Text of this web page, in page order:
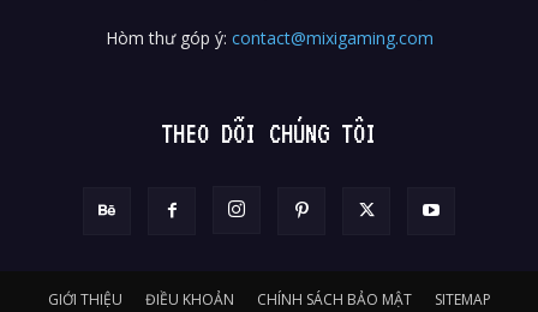
Hòm thư góp ý: contact@mixigaming.com
THEO DÕI CHÚNG TÔI
GIỚI THIỆU ĐIỀU KHOẢN CHÍNH SÁCH BẢO MẬT SITEMAP